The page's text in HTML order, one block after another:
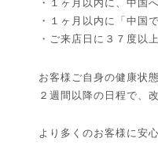
・１ヶ月以内に、中国
・１ヶ月以内に「中国
・ご来店日に３７度以
お客様ご自身の健康状
２週間以降の日程で、
より多くのお客様に安